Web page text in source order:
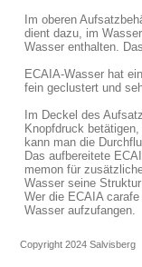
Im oberen
dient dazu, im
Wasser enthalten.
ECAIA-Wasser hat
fein geclustert und
Im Deckel des
Knopfdruck
kann man die
Das aufbereitete
memon für
Wasser seine
Wer die ECAIA
Wasser aufzufangen.
Copyright 2024 Salvisberg